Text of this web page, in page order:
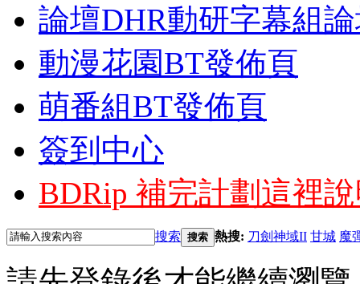
論壇DHR動研字幕組
動漫花園BT發佈頁
萌番組BT發佈頁
簽到中心
BDRip 補完計劃 這裡
搜索 搜索 熱搜: 刀劍神域II 甘城 魔